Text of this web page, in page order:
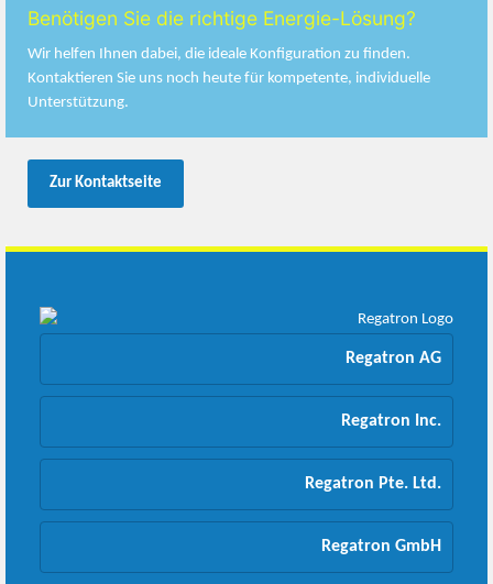
Benötigen Sie die richtige Energie-Lösung?
Wir helfen Ihnen dabei, die ideale Konfiguration zu finden.
Kontaktieren Sie uns noch heute für kompetente, individuelle
Unterstützung.
Zur Kontaktseite
Regatron AG
Regatron Inc.
Regatron Pte. Ltd.
Regatron GmbH